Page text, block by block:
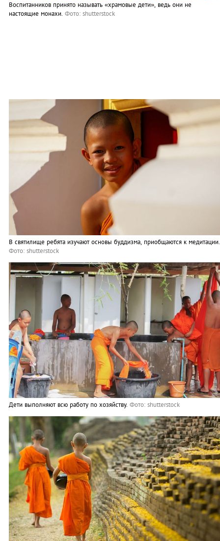
Воспитанников принято называть «храмовые дети», ведь они не
настоящие монахи. Фото: shutterstock
В святилище ребята изучают основы буддизма, приобщаются к медитации.
Фото: shutterstock
Дети выполняют всю работу по хозяйству. Фото: shutterstock